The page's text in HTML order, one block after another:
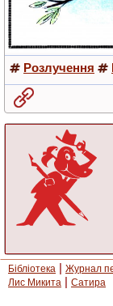
Розлучення
Бібліотека | Журнал
Лис Микита | Сатира